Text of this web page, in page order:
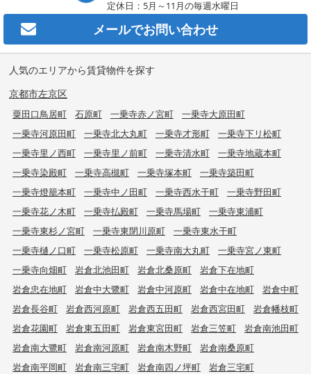
定休日：5月～11月の毎週水曜日
メールでお問い合わせ
人気のエリアから賃貸物件を探す
京都市左京区
粟田口鳥居町 石原町 一乗寺赤ノ宮町
一乗寺大原田町
一乗寺河原田町
一乗寺北大丸町 一乗寺才形町
一乗寺下リ松町
一乗寺里ノ西町
一乗寺里ノ前町 一乗寺清水町
一乗寺地蔵本町
一乗寺染殿町
一乗寺高槻町 一乗寺塚本町
一乗寺築田町
一乗寺燈籠本町
一乗寺中ノ田町 一乗寺西水干町
一乗寺野田町
一乗寺花ノ木町
一乗寺払殿町 一乗寺馬場町
一乗寺東浦町
一乗寺東杉ノ宮町
一乗寺東閉川原町
一乗寺東水干町
一乗寺樋ノ口町
一乗寺松原町 一乗寺南大丸町
一乗寺宮ノ東町
一乗寺向畑町
岩倉北池田町 岩倉北桑原町
岩倉下在地町
岩倉忠在地町
岩倉中大鷺町 岩倉中河原町 岩倉中在地町
岩倉中町
岩倉長谷町
岩倉西河原町 岩倉西五田町 岩倉西宮田町
岩倉幡枝町
岩倉花園町
岩倉東五田町 岩倉東宮田町 岩倉三笠町
岩倉南池田町
岩倉南大鷺町
岩倉南河原町 岩倉南木野町
岩倉南桑原町
岩倉南平岡町
岩倉南三宅町 岩倉南四ノ坪町
岩倉三宅町